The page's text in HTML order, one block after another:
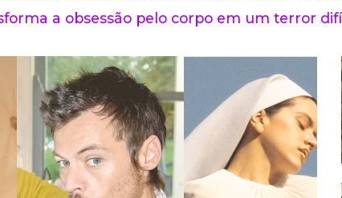
a obsessão pelo corpo em um terror